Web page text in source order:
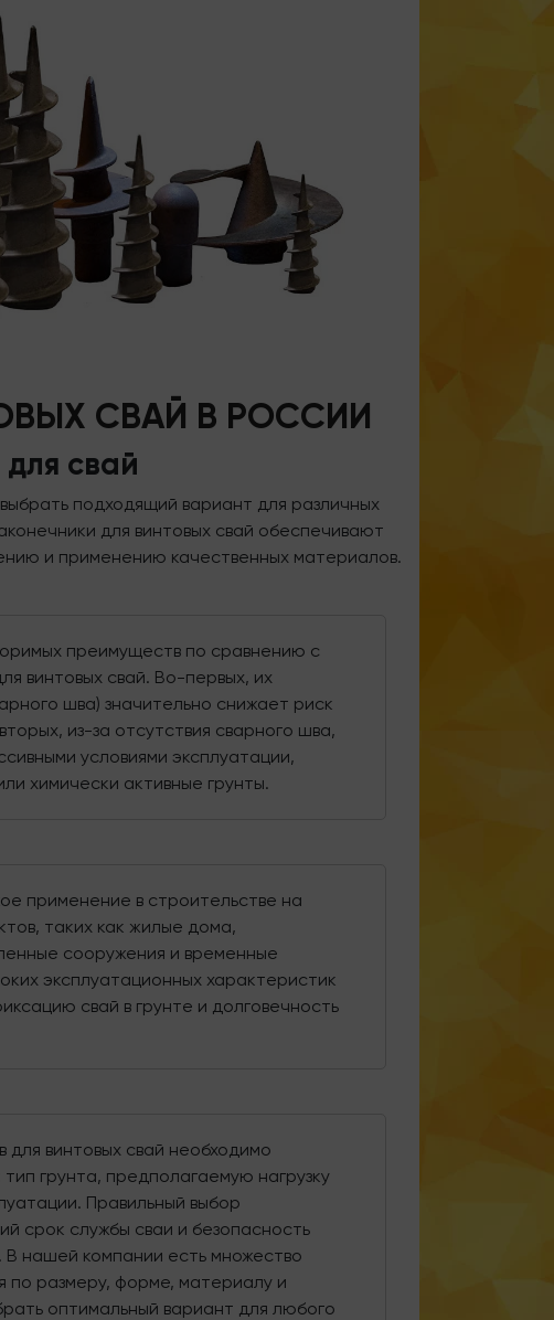
СВАЙ В РОССИИ
свай
подходящий вариант для различных
для винтовых свай обеспечивают
и применению качественных материалов.
преимуществ по сравнению с
винтовых свай. Во-первых, их
шва) значительно снижает риск
из-за отсутствия сварного шва,
условиями эксплуатации,
химически активные грунты.
применение в строительстве на
таких как жилые дома,
сооружения и временные
эксплуатационных характеристик
свай в грунте и долговечность
винтовых свай необходимо
грунта, предполагаемую нагрузку
Правильный выбор
срок службы сваи и безопасность
В нашей компании есть множество
размеру, форме, материалу и
оптимальный вариант для любого